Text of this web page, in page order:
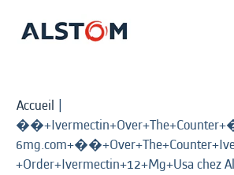
Accueil |
+Order+Ivermectin+12+Mg+Usa chez